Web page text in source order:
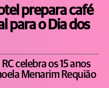
prepara café
para o Dia dos
celebra os 15 anos
Menarim Requião